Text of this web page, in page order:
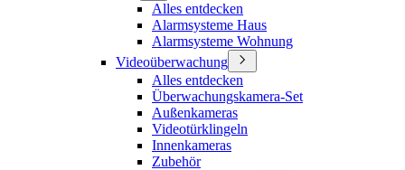
Alles entdecken
Alarmsysteme Haus
Alarmsysteme Wohnung
Videoüberwachung
Alles entdecken
Überwachungskamera-Set
Außenkameras
Videotürklingeln
Innenkameras
Zubehör